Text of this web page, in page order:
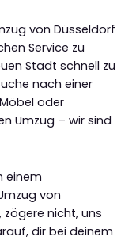
von Düsseldorf
Service zu
Stadt schnell zu
nach einer
oder
Umzug – wir sind
einem
von
nicht, uns
dir bei deinem